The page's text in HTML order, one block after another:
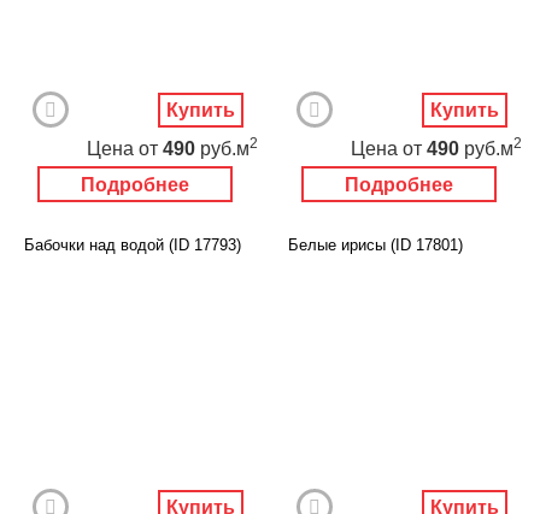
Спорт
Небо и космос
Еда и напитки
Архитектура
Транспорт
Фэнтези
Граффити
Ангелы
Нежность
Подробнее
Цена от 490 руб.м2
Купить
Подробнее
Цена от 490 руб.м2
Купить
Бабочки над водой (ID 17793)
Купить
Белые ирисы (ID 17801)
Купить